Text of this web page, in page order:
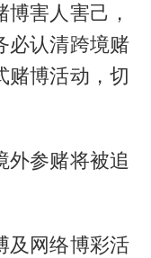
害人害己，
必认清跨境赌
赌博活动，切
外参赌将被追
及网络博彩活